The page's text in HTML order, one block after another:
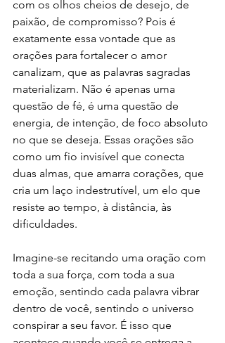
com os olhos cheios de desejo, de
paixão, de compromisso? Pois é
exatamente essa vontade que as
orações para fortalecer o amor
canalizam, que as palavras sagradas
materializam. Não é apenas uma
questão de fé, é uma questão de
energia, de intenção, de foco absoluto
no que se deseja. Essas orações são
como um fio invisível que conecta
duas almas, que amarra corações, que
cria um laço indestrutível, um elo que
resiste ao tempo, à distância, às
dificuldades.
Imagine-se recitando uma oração com
toda a sua força, com toda a sua
emoção, sentindo cada palavra vibrar
dentro de você, sentindo o universo
conspirar a seu favor. É isso que